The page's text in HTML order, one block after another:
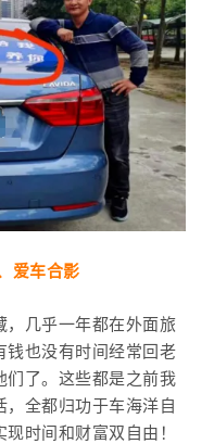
爱车合影
，几乎一年都在外面旅
钱也没有时间经常回老
们了。这些都是之前我
全都归功于车海洋自
时间和财富双自由！